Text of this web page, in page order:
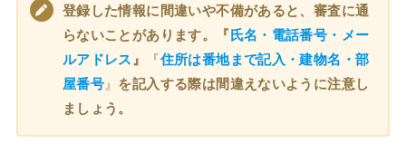
登録した情報に間違いや不備があると、審査に通
らないことがあります。『氏名・電話番号・メー
ルアドレス 』 『住所は番地まで記入・建物名・部
屋番号 』 を記入する際は間違えないように注意し
ましょう。